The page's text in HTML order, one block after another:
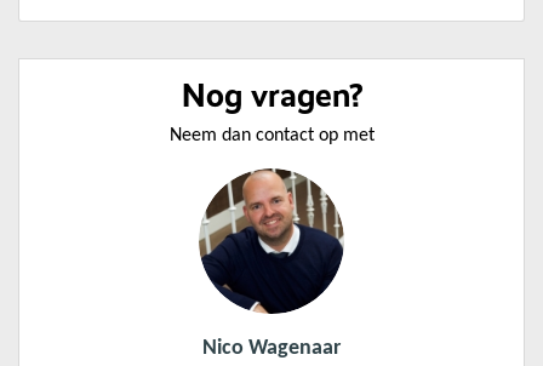
Nog vragen?
Neem dan contact op met
Nico Wagenaar